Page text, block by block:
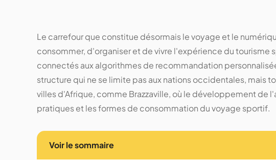
Le carrefour que constitue désormais le voyage et le
consommer, d'organiser et de vivre l'expérience du tourisme
connectés aux algorithmes de recommandation
structure qui ne se limite pas aux nations occidentales, mais
villes d'Afrique, comme Brazzaville, où le développement de
pratiques et les formes de consommation du voyage sportif.
Voir le sommaire